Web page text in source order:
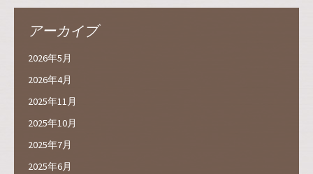
アーカイブ
2026年5月
2026年4月
2025年11月
2025年10月
2025年7月
2025年6月